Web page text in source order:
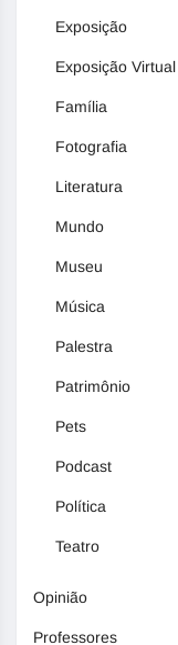
Exposição
Exposição Virtual
Família
Fotografia
Literatura
Mundo
Museu
Música
Palestra
Patrimônio
Pets
Podcast
Política
Teatro
Opinião
Professores